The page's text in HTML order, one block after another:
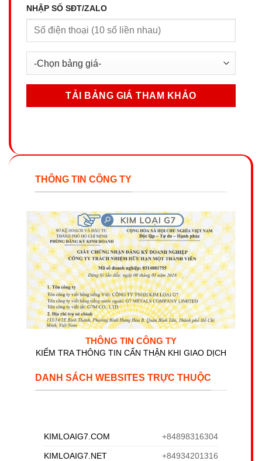
NHẬP SỐ SĐT/ZALO
THÔNG TIN CÔNG TY
THÔNG TIN CÔNG TY
KIỂM TRA THÔNG TIN CẨN THẬN KHI GIAO DỊCH
DANH SÁCH WEBSITES TRỰC THUỘC
KIMLOAIG7.COM +84898316304
KIMLOAIG7.NET +84934201316